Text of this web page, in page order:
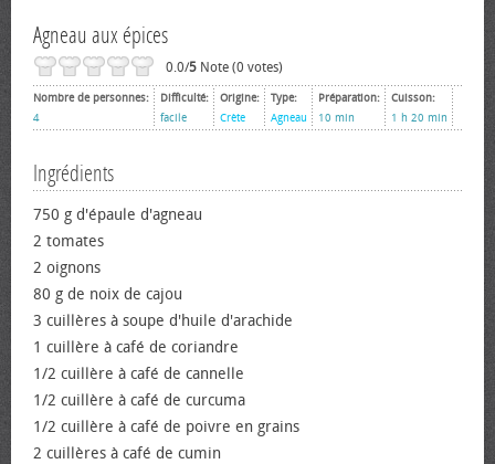
Agneau aux épices
0.0/5 Note (0 votes)
Nombre de personnes:
4
Difficulté:
facile
Origine:
Crète
Type:
Agneau
Préparation:
10 min
Cuisson:
1 h 20 min
Ingrédients
750 g d'épaule d'agneau
2 tomates
2 oignons
80 g de noix de cajou
3 cuillères à soupe d'huile d'arachide
1 cuillère à café de coriandre
1/2 cuillère à café de cannelle
1/2 cuillère à café de curcuma
1/2 cuillère à café de poivre en grains
2 cuillères à café de cumin